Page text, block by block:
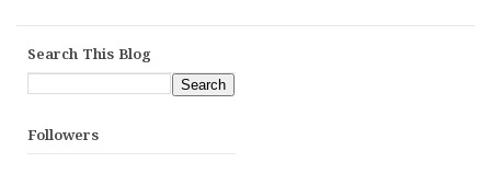
Search This Blog
Followers